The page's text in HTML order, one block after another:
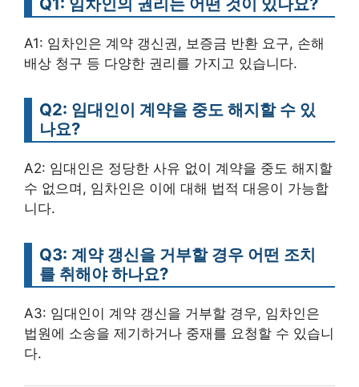
A1: 임차인은 계약 갱신권, 보증금 반환 요구, 손해
배상 청구 등 다양한 권리를 가지고 있습니다.
Q2: 임대인이 계약을 중도 해지할 수 있
나요?
A2: 임대인은 정당한 사유 없이 계약을 중도 해지할
수 없으며, 임차인은 이에 대해 법적 대응이 가능합
니다.
Q3: 계약 갱신을 거부할 경우 어떤 조치
를 취해야 하나요?
A3: 임대인이 계약 갱신을 거부할 경우, 임차인은
법원에 소송을 제기하거나 중재를 요청할 수 있습니
다.